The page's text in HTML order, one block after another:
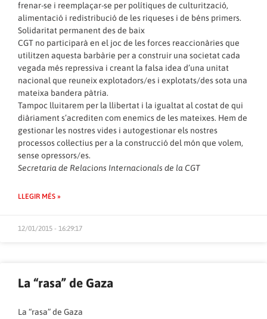
frenar-se i reemplaçar-se per polítiques de culturització,
alimentació i redistribució de les riqueses i de béns primers.
Solidaritat permanent des de baix
CGT no participarà en el joc de les forces reaccionàries que
utilitzen aquesta barbàrie per a construir una societat cada
vegada més repressiva i creant la falsa idea d’una unitat
nacional que reuneix explotadors/es i explotats/des sota una
mateixa bandera pàtria.
Tampoc lluitarem per la llibertat i la igualtat al costat de qui
diàriament s’acrediten com enemics de les mateixes. Hem de
gestionar les nostres vides i autogestionar els nostres
processos col·lectius per a la construcció del món que volem,
sense opressors/es.
Secretaria de Relacions Internacionals de la CGT
LLEGIR MÉS »
12/01/2015 - 16:29:17
La “rasa” de Gaza
La “rasa” de Gaza